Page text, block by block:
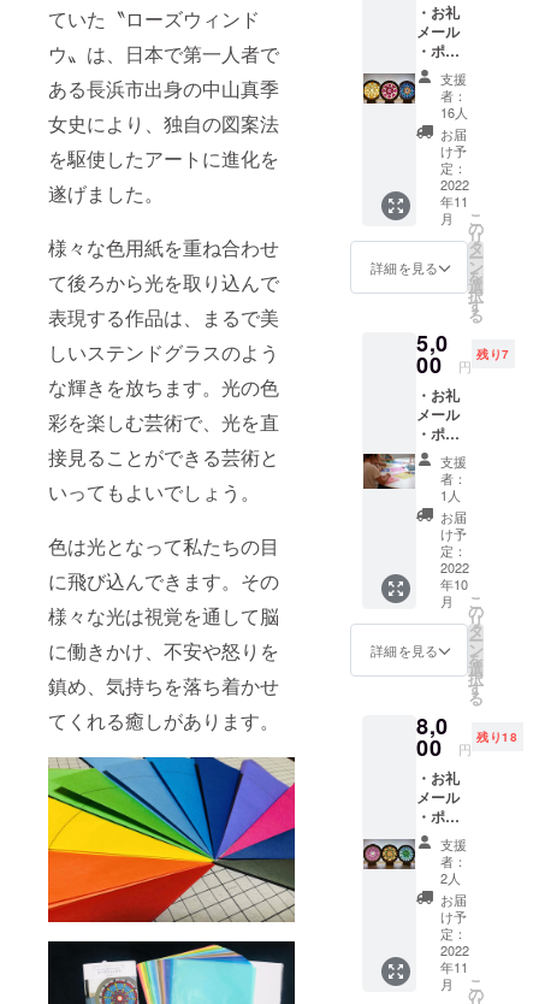
ていた〝ローズウィンド
ウ〟は、日本で第一人者で
ある長浜市出身の中山真季
女史により、独自の図案法
を駆使したアートに進化を
遂げました。
様々な色用紙を重ね合わせ
て後ろから光を取り込んで
表現する作品は、まるで美
しいステンドグラスのよう
な輝きを放ちます。光の色
彩を楽しむ芸術で、光を直
接見ることができる芸術と
いってもよいでしょう。
色は光となって私たちの目
に飛び込んできます。その
様々な光は視覚を通して脳
に働きかけ、不安や怒りを
鎮め、気持ちを落ち着かせ
てくれる癒しがあります。
・お礼
メール
・ポス
トカー
ド10㎝
×14.8㎝
×３枚
・作品
小サイ
ズ 外形
18㎝ ・
ローズ
ウィン
ドウを
ギフト
らの発
送も可
能で
す。 そ
の際は
備考欄
に詳細
をご記
入くだ
さい。
・ロー
ズウィ
ンドウ
のデザ
インは
お任せ
となり
お楽し
みに
支援
者：
16人
お届
け予
定：
2022
年11
月
詳細を見る
こ
の
リ
タ
ー
ン
を
選
択
す
る
5,0
00 円
残り7
・お礼
メール
・ポス
トカー
ド 10㎝
×14.8㎝
×3枚 ・
ローズ
ウィン
ドウ
アー
ティス
ト展チ
ケット1
枚 ・
プ参加
券 ワー
ク
ショッ
プ参加
日時は
ワーク
ショッ
プ：10
月27日
(木)、
29日
(土)各日
①11時
～、
支援
者：
1人
お届
け予
定：
2022
年10
月
詳細を見る
こ
の
リ
タ
ー
ン
を
選
択
す
る
8,0
00 円
残り18
・お礼
メール
・ポス
トカー
ド 10㎝
×14.8㎝
×3枚 ・
しおり
9㎝×5.5
㎝ ・作
品中サ
イズ 外
支援
者：
2人
お届
け予
定：
2022
年11
月
こ
の